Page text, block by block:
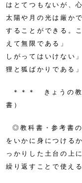
はとてつもないが、
太陽や月の光は厳か
することができる。
えて無限である」
しがってはいけな
狸と狐ばかりである」
＊＊＊ きょうの
書）
◎教科書・参考書
をいかに身につける
っかりした土台の上
繰り返すことで使え